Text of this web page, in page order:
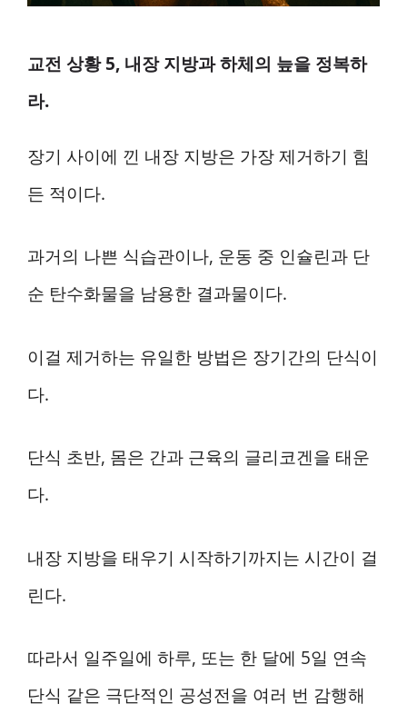
교전 상황 5, 내장 지방과 하체의 늪을 정복하
라.
장기 사이에 낀 내장 지방은 가장 제거하기 힘
든 적이다.
과거의 나쁜 식습관이나, 운동 중 인슐린과 단
순 탄수화물을 남용한 결과물이다.
이걸 제거하는 유일한 방법은 장기간의 단식이
다.
단식 초반, 몸은 간과 근육의 글리코겐을 태운
다.
내장 지방을 태우기 시작하기까지는 시간이 걸
린다.
따라서 일주일에 하루, 또는 한 달에 5일 연속
단식 같은 극단적인 공성전을 여러 번 감행해